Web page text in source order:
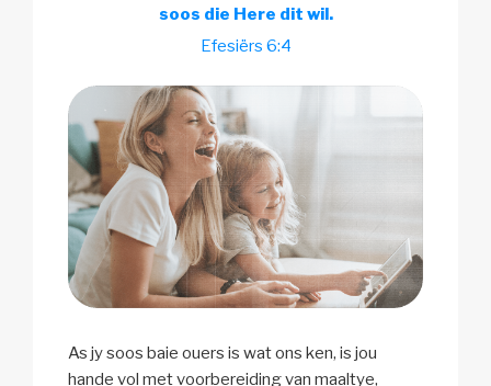
soos die Here dit wil.
Efesiërs 6:4
As jy soos baie ouers is wat ons ken, is jou
hande vol met voorbereiding van maaltye,